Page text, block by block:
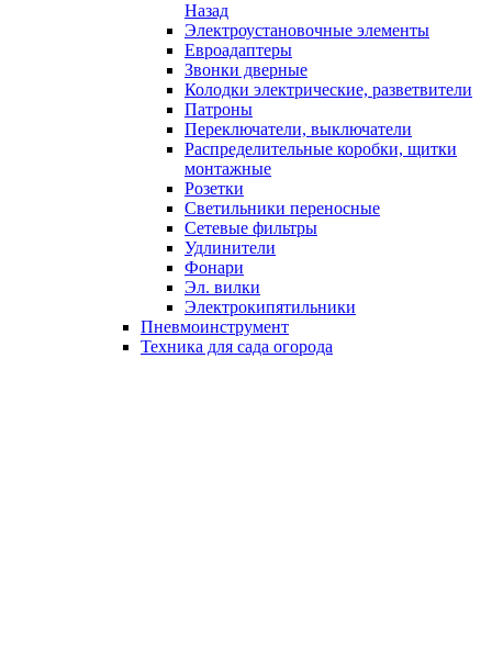
Назад
Электроустановочные элементы
Евроадаптеры
Звонки дверные
Колодки электрические, разветвители
Патроны
Переключатели, выключатели
Распределительные коробки, щитки
монтажные
Розетки
Светильники переносные
Сетевые фильтры
Удлинители
Фонари
Эл. вилки
Электрокипятильники
Пневмоинструмент
Техника для сада огорода